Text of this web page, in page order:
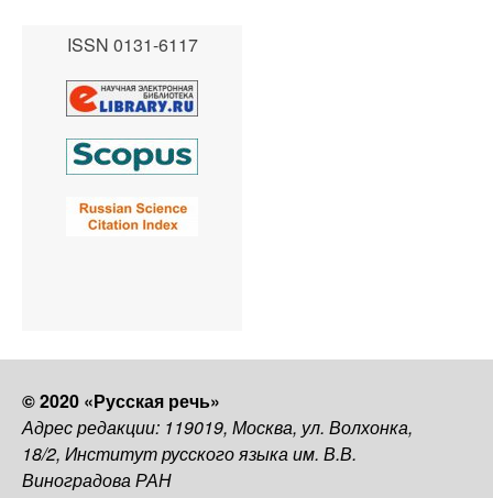
ISSN 0131-6117
© 2020 «Русская речь»
Адрес редакции: 119019, Москва, ул. Волхонка,
18/2, Институт русского языка им. В.В.
Виноградова РАН